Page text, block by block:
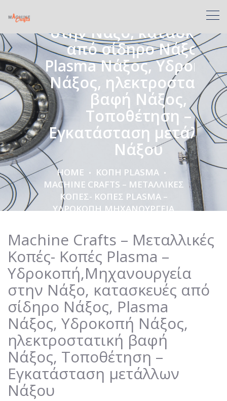
στην Νάξο, κατασκευές
από σίδηρο Νάξος,
Plasma Νάξος,
Νάξος, ηλεκτροστατική
βαφή Νάξος,
Τοποθέτηση –
Εγκατάσταση
Νάξου
HOME
ΚΟΠΗ PLASMA
MACHINE CRAFTS – ΜΕΤΑΛΛΙΚΈΣ
ΚΟΠΈΣ- ΚΟΠΈΣ PLASMA –
ΥΔΡΟΚΟΠΉ,ΜΗΧΑΝΟΥΡΓΕΊΑ
ΣΊΔΗΡΟ ΝΆΞΟΣ, PLASMA ΝΆΞΟΣ,
ΥΔΡΟΚΟΠΉ ΝΆΞΟΣ,
ΗΛΕΚΤΡΟΣΤΑΤΙΚΉ ΒΑΦΉ ΝΆΞΟΣ,
ΤΟΠΟΘΈΤΗΣΗ – ΕΓΚΑΤΆΣΤΑΣΗ
ΜΕΤΆΛΛΩΝ ΝΆΞΟΥ
Machine Crafts – Μεταλλικές
Κοπές- Κοπές Plasma –
Υδροκοπή,Μηχανουργεία
στην Νάξο, κατασκευές από
σίδηρο Νάξος, Plasma
Νάξος, Υδροκοπή Νάξος,
ηλεκτροστατική βαφή
Νάξος, Τοποθέτηση –
Εγκατάσταση μετάλλων
Νάξου